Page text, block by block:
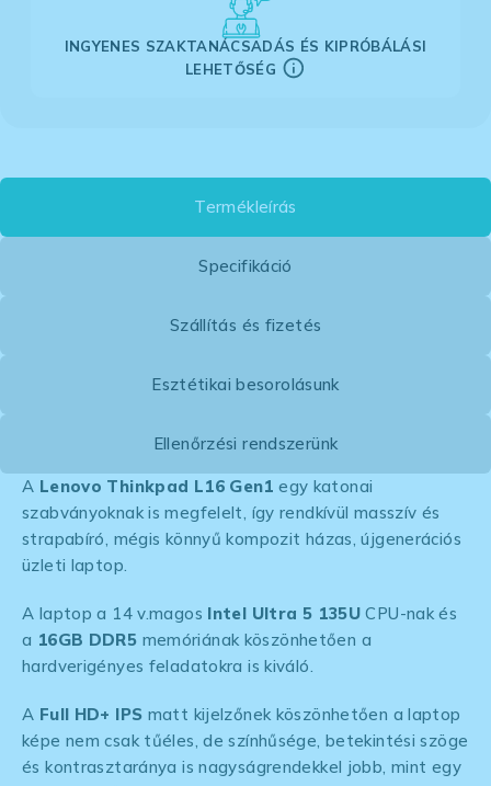
INGYENES SZAKTANÁCSADÁS ÉS KIPRÓBÁLÁSI
LEHETŐSÉG
Termékleírás
Specifikáció
Szállítás és fizetés
Esztétikai besorolásunk
Ellenőrzési rendszerünk
A Lenovo Thinkpad L16 Gen1 egy katonai
szabványoknak is megfelelt, így rendkívül masszív és
strapabíró, mégis könnyű kompozit házas, újgenerációs
üzleti laptop.
A laptop a 14 v.magos Intel Ultra 5 135U CPU-nak és
a 16GB DDR5 memóriának köszönhetően a
hardverigényes feladatokra is kiváló.
A Full HD+ IPS matt kijelzőnek köszönhetően a laptop
képe nem csak tűéles, de színhűsége, betekintési szöge
és kontrasztaránya is nagyságrendekkel jobb, mint egy